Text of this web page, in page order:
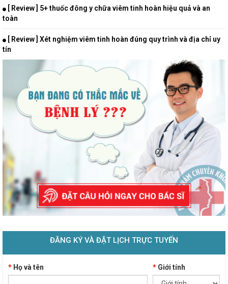
[ Review ] 5+ thuốc đông y chữa viêm tinh hoàn hiệu quả và an
toàn
[ Review ] Xét nghiệm viêm tinh hoàn đúng quy trình và địa chỉ uy
tín
ĐĂNG KÝ VÀ ĐẶT LỊCH TRỰC TUYẾN
* Họ và tên *Giới tính